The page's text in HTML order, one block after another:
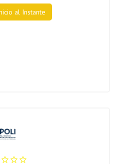
al Instante